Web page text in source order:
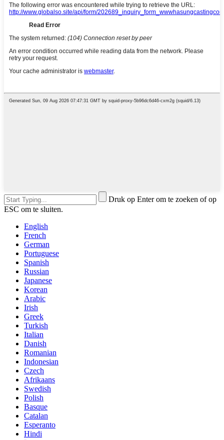
Druk op Enter om te zoeken of op
ESC om te sluiten.
English
French
German
Portuguese
Spanish
Russian
Japanese
Korean
Arabic
Irish
Greek
Turkish
Italian
Danish
Romanian
Indonesian
Czech
Afrikaans
Swedish
Polish
Basque
Catalan
Esperanto
Hindi